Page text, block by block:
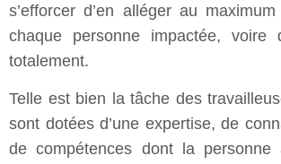
s’efforcer d’en alléger au
chaque personne impactée, voire
totalement.
Telle est bien la tâche des
sont dotées d’une expertise, de
de compétences dont la personne